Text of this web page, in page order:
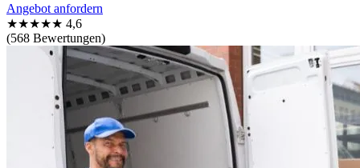
Angebot anfordern
★★★★★ 4,6
(568 Bewertungen)